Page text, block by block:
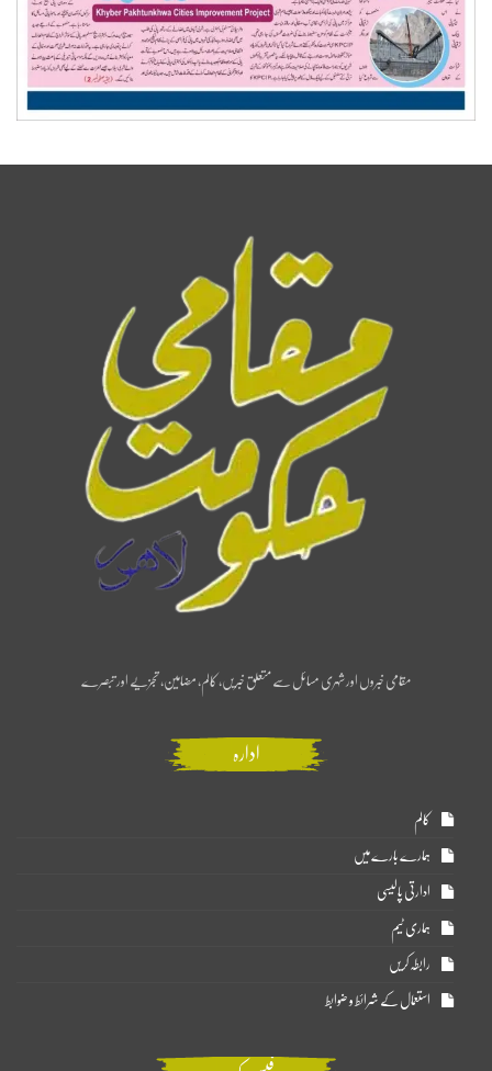
مقامی خبروں اور شہری مسائل سے متعلق خبریں، کالم، مضامین، تجزیے اور تبصرے
ادارہ
کالم
ہمارے بارے میں
ادارتی پالیسی
ہماری ٹیم
رابطہ کریں
استعمال کے شرائط و ضوابط